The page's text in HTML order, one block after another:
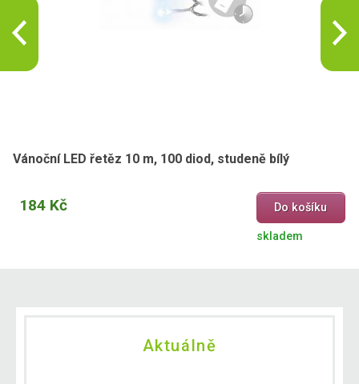
Vánoční LED řetěz 10 m, 100 diod, studeně bílý
184 Kč Do košíku
skladem
Aktuálně